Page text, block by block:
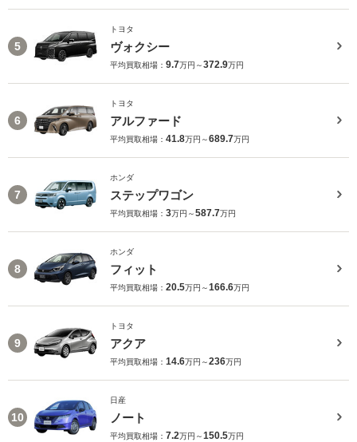
5
トヨタ
ヴォクシー
平均買取相場： 9.7万円～372.9万円
6
トヨタ
アルファード
平均買取相場： 41.8万円～689.7万円
7
ホンダ
ステップワゴン
平均買取相場： 3万円～587.7万円
8
ホンダ
フィット
平均買取相場： 20.5万円～166.6万円
9
トヨタ
アクア
平均買取相場： 14.6万円～236万円
10
日産
ノート
平均買取相場： 7.2万円～150.5万円